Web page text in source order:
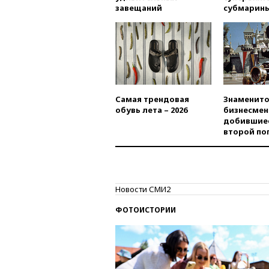
завещаний
Самая трендовая
обувь лета – 2026
второй
Новости СМИ2
ФОТОИСТОРИИ